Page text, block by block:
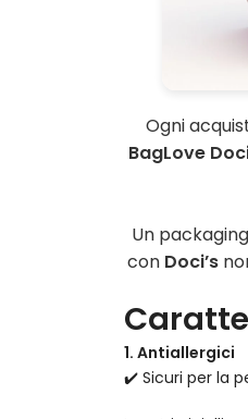
Ogni
BagLove
Un
con Doci’s
1. Antiallergici
✔️ Sicuri per la